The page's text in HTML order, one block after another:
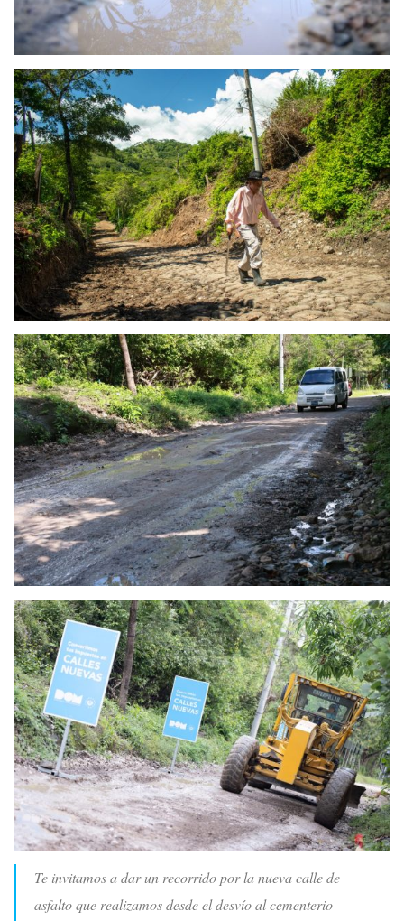
Te invitamos a dar un recorrido por la nueva calle de
asfalto que realizamos desde el desvío al cementerio